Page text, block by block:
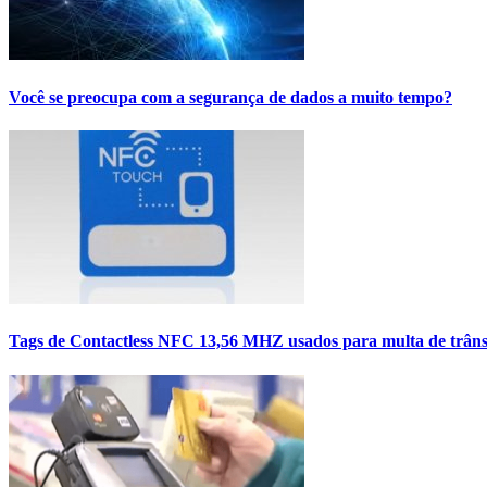
Você se preocupa com a segurança de dados a muito tempo?
Tags de Contactless NFC 13,56 MHZ usados para multa de